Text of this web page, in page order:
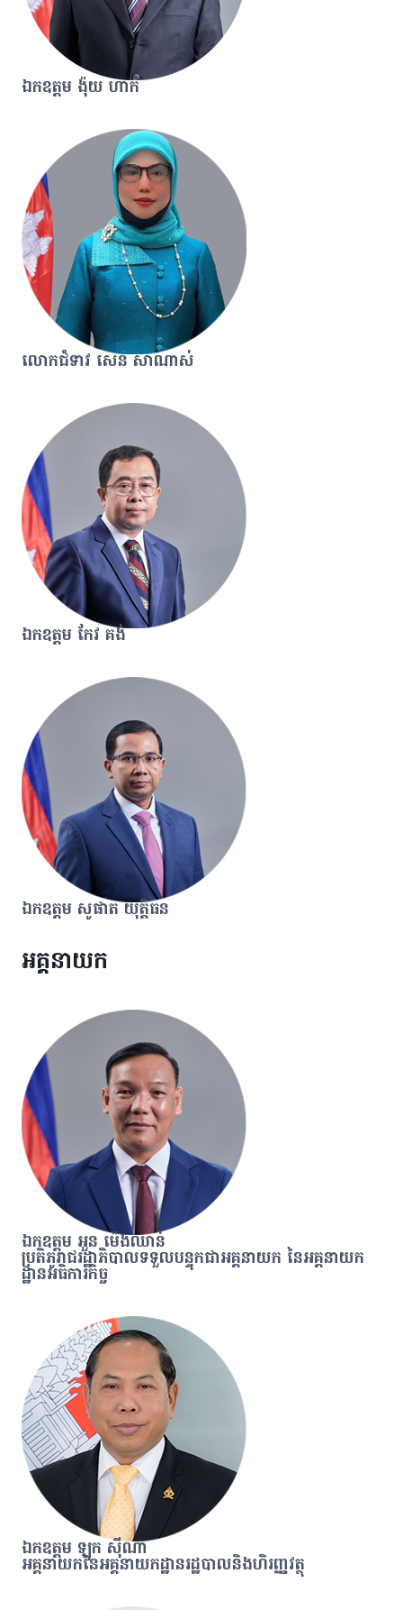
ឯកឧត្តម ង៉ុយ ហាក់
លោកជំទាវ សេន សាណាស់
ឯកឧត្តម កែវ គង់
ឯកឧត្តម សូផាត យុត្តិធន
អគ្គនាយក
ឯកឧត្តម អួន ម៉េងឈាន់
ប្រតិភូរាជរដ្ឋាភិបាលទទួលបន្ទុកជាអគ្គនាយក នៃអគ្គនាយក
ដ្ឋានអធិការកិច្ច
ឯកឧត្តម ឡុក ស៊ីណា
អគ្គនាយកនៃអគ្គនាយកដ្ឋានរដ្ឋបាលនិងហិរញ្ញវត្ថុ